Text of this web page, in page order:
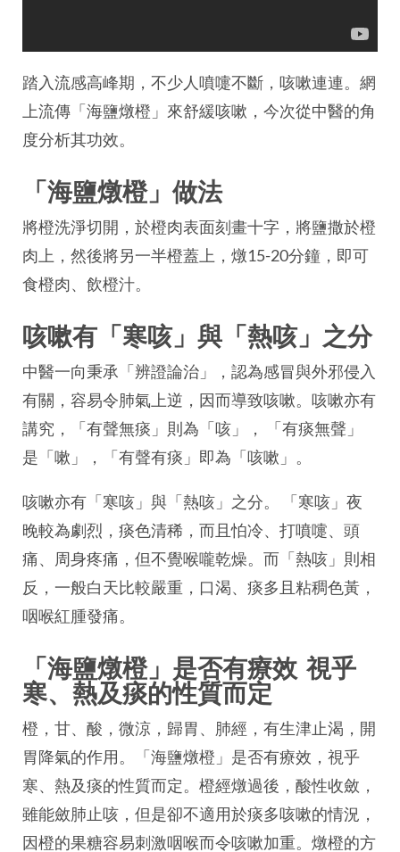
踏入流感高峰期，不少人噴嚏不斷，咳嗽連連。網
上流傳「海鹽燉橙」來舒緩咳嗽，今次從中醫的角
度分析其功效。
「海鹽燉橙」做法
將橙洗淨切開，於橙肉表面刻畫十字，將鹽撒於橙
肉上，然後將另一半橙蓋上，燉15-20分鐘，即可
食橙肉、飲橙汁。
咳嗽有「寒咳」與「熱咳」之分
中醫一向秉承「辨證論治」，認為感冒與外邪侵入
有關，容易令肺氣上逆，因而導致咳嗽。咳嗽亦有
講究，「有聲無痰」則為「咳」， 「有痰無聲」
是「嗽」，「有聲有痰」即為「咳嗽」。
咳嗽亦有「寒咳」與「熱咳」之分。 「寒咳」夜
晚較為劇烈，痰色清稀，而且怕冷、打噴嚏、頭
痛、周身疼痛，但不覺喉嚨乾燥。而「熱咳」則相
反，一般白天比較嚴重，口渴、痰多且粘稠色黃，
咽喉紅腫發痛。
「海鹽燉橙」是否有療效 視乎
寒、熱及痰的性質而定
橙，甘、酸，微涼，歸胃、肺經，有生津止渴，開
胃降氣的作用。「海鹽燉橙」是否有療效，視乎
寒、熱及痰的性質而定。橙經燉過後，酸性收斂，
雖能斂肺止咳，但是卻不適用於痰多咳嗽的情況，
因橙的果糖容易刺激咽喉而令咳嗽加重。燉橙的方